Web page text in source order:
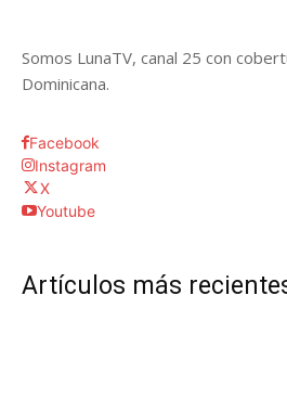
Somos LunaTV, canal 25 con
Dominicana.
Facebook
Instagram
X
Youtube
Artículos más